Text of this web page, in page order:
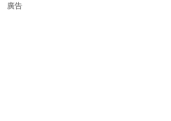
廣告